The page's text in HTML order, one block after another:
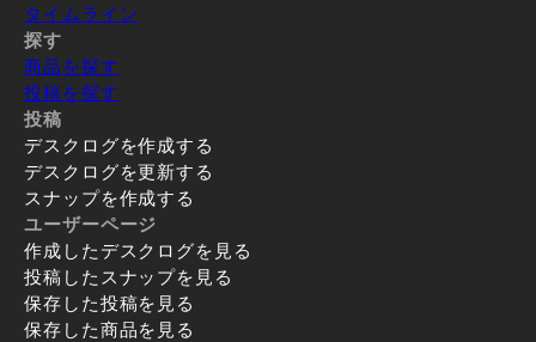
タイムライン
探す
商品を探す
投稿を探す
投稿
デスクログを作成する
デスクログを更新する
スナップを作成する
ユーザーページ
作成したデスクログを見る
投稿したスナップを見る
保存した投稿を見る
保存した商品を見る